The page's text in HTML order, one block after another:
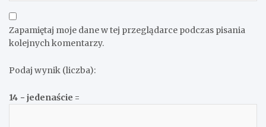
Zapamiętaj moje dane w tej przeglądarce podczas pisania
kolejnych komentarzy.
Podaj wynik (liczba):
14 − jedenaście =